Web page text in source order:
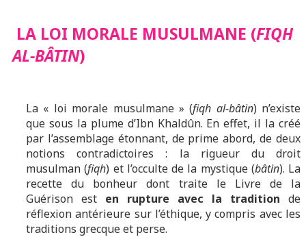
LA LOI MORALE MUSULMANE (FIQH
AL-BÂTIN)
La « loi morale musulmane » (fiqh al-bâtin) n’existe
que sous la plume d’Ibn Khaldûn. En effet, il la créé
par l’assemblage étonnant, de prime abord, de deux
notions contradictoires : la rigueur du droit
musulman (fiqh) et l’occulte de la mystique (bâtin). La
recette du bonheur dont traite le Livre de la
Guérison est en rupture avec la tradition de
réflexion antérieure sur l’éthique, y compris avec les
traditions grecque et perse.